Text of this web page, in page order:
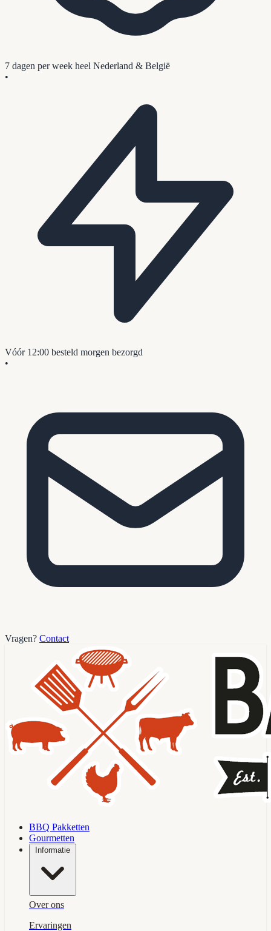
7 dagen per week heel Nederland & België
•
Vóór 12:00 besteld morgen bezorgd
•
Vragen? Contact
BBQ Pakketten
Gourmetten
Informatie
Over ons
Ervaringen